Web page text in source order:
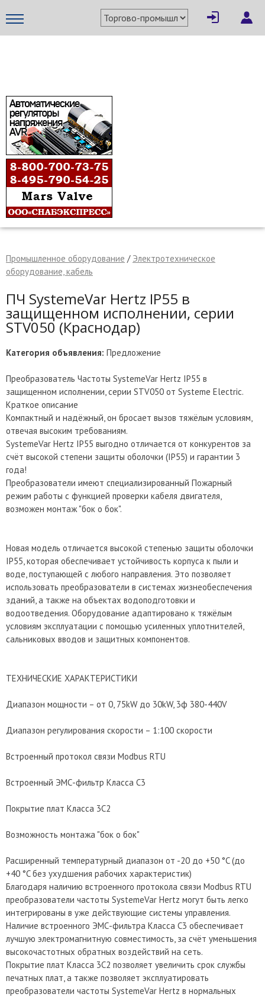
Промышленное оборудование / Электротехническое
оборудование, кабель
ПЧ SystemeVar Hertz IP55 в
защищенном исполнении, серии
STV050 (Краснодар)
Категория объявления: Предложение
Преобразователь Частоты SystemeVar Hertz IP55 в
защищенном исполнении, серии STV050 от Systeme Electric.
Краткое описание
Компактный и надёжный, он бросает вызов тяжёлым условиям,
отвечая высоким требованиям.
SystemeVar Hertz IP55 выгодно отличается от конкурентов за
счёт высокой степени защиты оболочки (IP55) и гарантии 3
года!
Преобразователи имеют специализированный Пожарный
режим работы с функцией проверки кабеля двигателя,
возможен монтаж "бок о бок".
Новая модель отличается высокой степенью защиты оболочки
IP55, которая обеспечивает устойчивость корпуса к пыли и
воде, поступающей с любого направления. Это позволяет
использовать преобразователи в системах жизнеобеспечения
зданий, а также на объектах водоподготовки и
водоотведения. Оборудование адаптировано к тяжёлым
условиям эксплуатации с помощью усиленных уплотнителей,
сальниковых вводов и защитных компонентов.
ТЕХНИЧЕСКИЕ ХАРАКТЕРИСТИКИ
Диапазон мощности – от 0, 75kW до 30kW, 3ф 380-440V
Диапазон регулирования скорости – 1:100 скорости
Встроенный протокол связи Modbus RTU
Встроенный ЭМС-фильтр Класса С3
Покрытие плат Класса 3С2
Возможность монтажа "бок о бок"
Расширенный температурный диапазон от -20 до +50 °C (до
+40 °C без ухудшения рабочих характеристик)
Благодаря наличию встроенного протокола связи Modbus RTU
преобразователи частоты SystemeVar Hertz могут быть легко
интегрированы в уже действующие системы управления.
Наличие встроенного ЭМС-фильтра Класса C3 обеспечивает
лучшую электромагнитную совместимость, за счёт уменьшения
высокочастотных обратных воздействий на сеть.
Покрытие плат Класса 3С2 позволяет увеличить срок службы
печатных плат, а также позволяет эксплуатировать
преобразователи частоты SystemeVar Hertz в нормальных
× Написать поставщику